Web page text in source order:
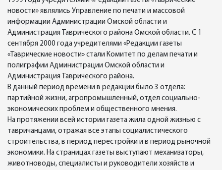
новости» являлись Управление по печати и массовой
информации Администрации Омской области и
Администрация Таврического района Омской области. С 1
сентября 2000 года учредителями «Редакции газеты
«Таврические новости» стали Комитет по делам печати и
полиграфии Администрации Омской области и
Администрация Таврического района.
В данный период времени в редакции было 3 отдела:
партийной жизни, агропромышленный, отдел социально-
экономических проблем и общественного мнения.
На протяжении всей истории газета жила одной жизнью с
тавричанцами, отражая все этапы социалистического
строительства, в период перестройки и в период рыночной
экономики. На страницах газеты выступают механизаторы,
животноводы, специалисты и руководители хозяйств и